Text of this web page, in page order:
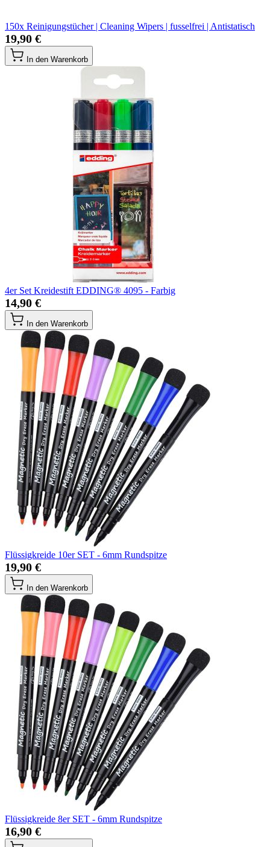
150x Reinigungstücher | Cleaning Wipers | fusselfrei | Antistatisch
19,90 €
In den Warenkorb
4er Set Kreidestift EDDING® 4095 - Farbig
14,90 €
In den Warenkorb
Flüssigkreide 10er SET - 6mm Rundspitze
19,90 €
In den Warenkorb
Flüssigkreide 8er SET - 6mm Rundspitze
16,90 €